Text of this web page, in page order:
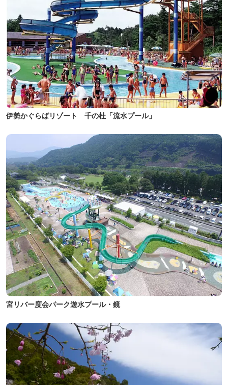
伊勢かぐらばリゾート 千の杜「流水プール」
宮リバー度会パーク遊水プール・鏡